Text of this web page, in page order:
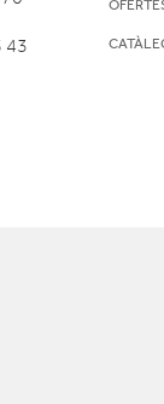
43